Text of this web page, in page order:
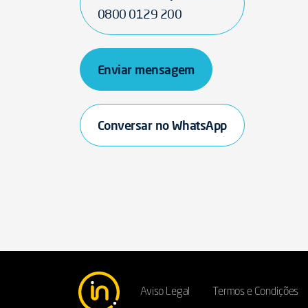
0800 0129 200
Enviar mensagem
Conversar no WhatsApp
Aviso Legal Termos e Condições